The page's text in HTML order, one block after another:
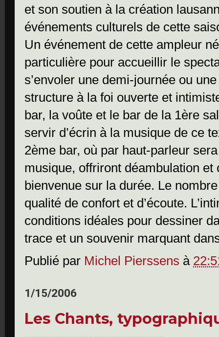
et son soutien à la création
événements culturels de cette
Un événement de cette ampleur
particulière pour accueillir le
s’envoler une demi-journée ou
structure à la foi ouverte et
bar, la voûte et le bar de la 1ère
servir d’écrin à la musique de ce
2ème bar, où par haut-parleur
musique, offriront déambulation et
bienvenue sur la durée. Le
qualité de confort et d’écoute.
conditions idéales pour dessiner
trace et un souvenir marquant
Publié par Michel Pierssens à
1/15/2006
Les Chants,